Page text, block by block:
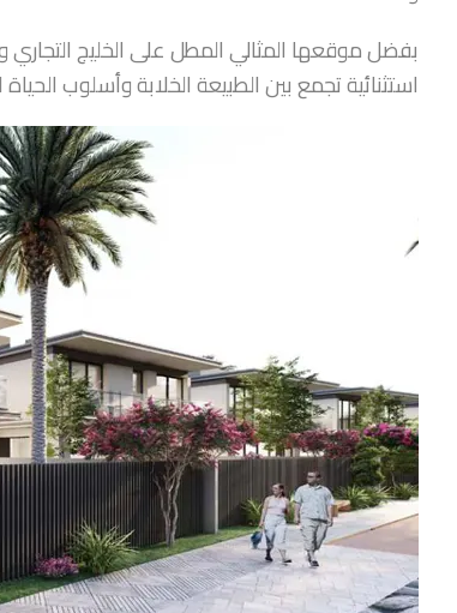
استثنائية تجمع بين الطبيعة الخلابة وأسلوب الحياة